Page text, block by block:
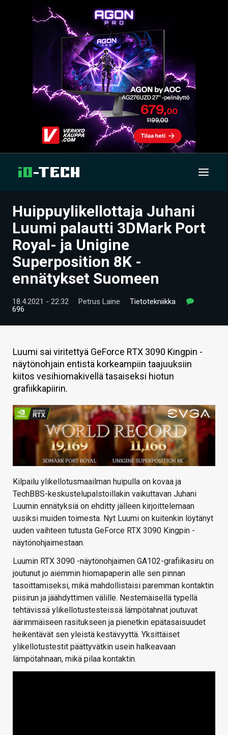
UUTISET
ARTIKKELIT
VIDEOT
TECHBBS
TIETOA
HINTA.FI
KAUPPA
VAIHDA TEEMA
HAKU
Huippuylikellottaja Juhani
Luumi palautti 3DMark Port
Royal- ja Unigine
Superposition 8K -
ennätykset Suomeen
18.4.2021 - 22:32 Petrus Laine
Tietotekniikka
696
Luumi sai viritettyä GeForce RTX 3090 Kingpin -
näytönohjain entistä korkeampiin taajuuksiin
kiitos vesihiomakivellä tasaiseksi hiotun
grafiikkapiirin.
Kilpailu ylikellotusmaailman huipulla on kovaa ja
TechBBS-keskustelupalstoillakin vaikuttavan Juhani
Luumin ennätyksiä on ehditty jälleen kirjoittelemaan
uusiksi muiden toimesta. Nyt Luumi on kuitenkin löytänyt
uuden vaihteen tutusta GeForce RTX 3090 Kingpin -
näytönohjaimestaan.
Luumin RTX 3090 -näytönohjaimen GA102-grafiikasiru on
joutunut jo aiemmin hiomapaperin alle sen pinnan
tasoittamiseksi, mikä mahdollistaisi paremman kontaktin
piisirun ja jäähdyttimen välille. Nestemäisellä typellä
tehtävissä ylikellotustesteissä lämpötahnat joutuvat
äärimmäiseen rasitukseen ja pienetkin epätasaisuudet
heikentävät sen yleistä kestävyyttä. Yksittäiset
ylikellotustestit päättyvätkin usein halkeavaan
lämpötahnaan, mikä pilaa kontaktin.